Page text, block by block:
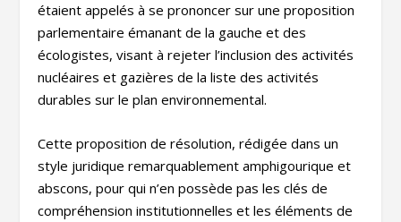
étaient appelés à se prononcer sur une proposition
parlementaire émanant de la gauche et des
écologistes, visant à rejeter l’inclusion des activités
nucléaires et gazières de la liste des activités
durables sur le plan environnemental.
Cette proposition de résolution, rédigée dans un
style juridique remarquablement amphigourique et
abscons, pour qui n’en possède pas les clés de
compréhension institutionnelles et les éléments de